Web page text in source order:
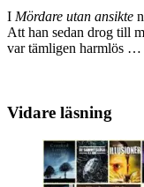
I Mördare utan ansikte
Att han sedan drog till
var tämligen harmlös …
Vidare läsning